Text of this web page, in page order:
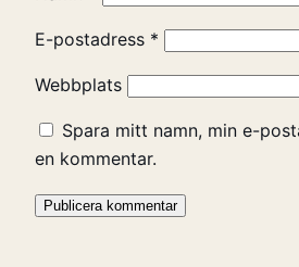
E-postadress *
Webbplats
Spara mitt namn, min e-
en kommentar.